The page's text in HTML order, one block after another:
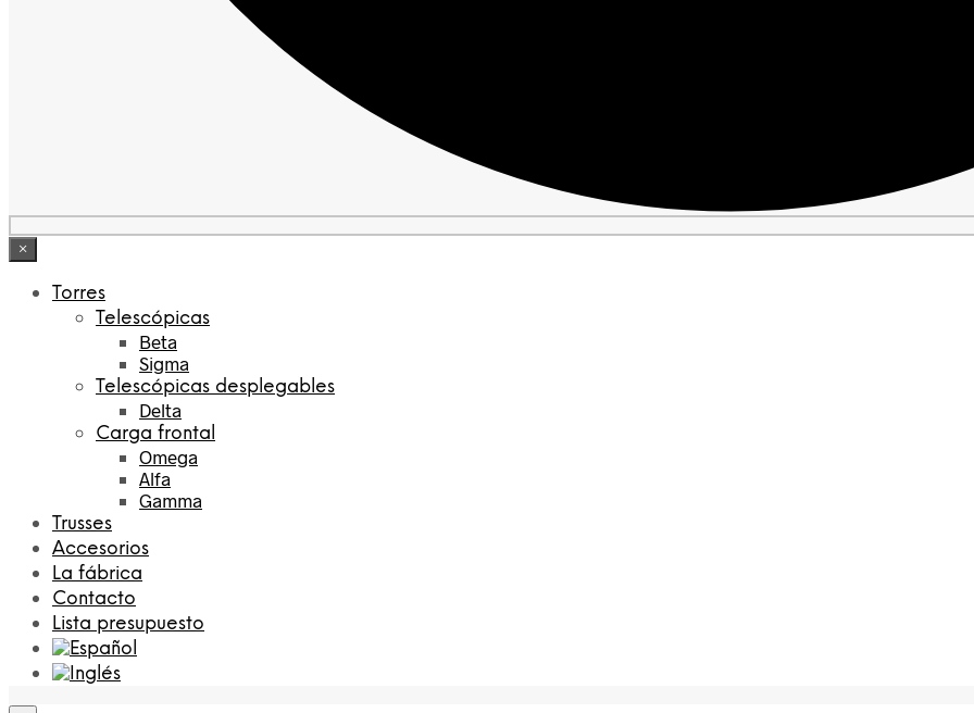
×
Torres
Telescópicas
Beta
Sigma
Telescópicas desplegables
Delta
Carga frontal
Omega
Alfa
Gamma
Trusses
Accesorios
La fábrica
Contacto
Lista presupuesto